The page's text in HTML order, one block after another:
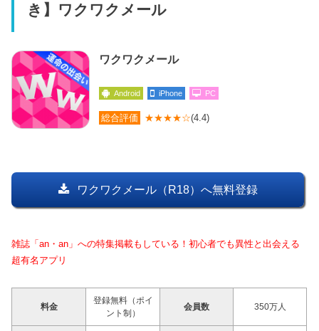
き】ワクワクメール
ワクワクメール
Android iPhone PC
総合評価 ★★★★☆(4.4)
ワクワクメール（R18）へ無料登録
雑誌「an・an」への特集掲載もしている！初心者でも異性と出会える
超有名アプリ
料金
登録無料（ポイ
ント制）
会員数 350万人